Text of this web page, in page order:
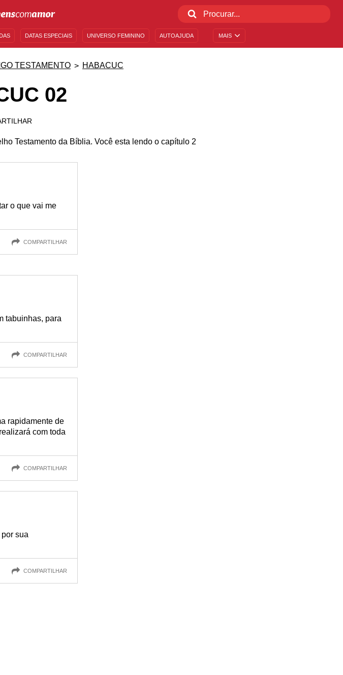
MAIS
DATAS ESPECIAIS UNIVERSO FEMININO AUTOAJUDA
TESTAMENTO HABACUC
02
Testamento da Bíblia. Você esta lendo o capítulo 2
o que vai me
COMPARTILHAR
tabuinhas, para
COMPARTILHAR
rapidamente de
com toda
COMPARTILHAR
sua
COMPARTILHAR